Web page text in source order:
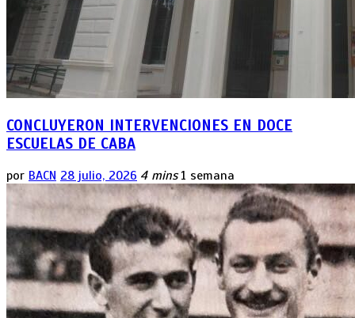
CONCLUYERON INTERVENCIONES EN DOCE
ESCUELAS DE CABA
por BACN 28 julio, 2026 4 mins 1 semana